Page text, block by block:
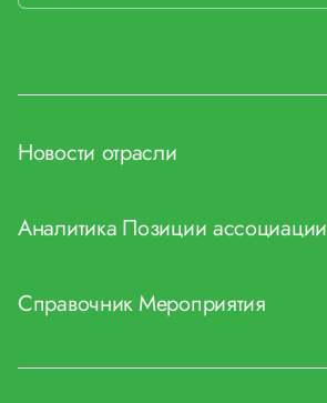
Новости отрасли
Аналитика Позиции ассоциации
СправочникМероприятия